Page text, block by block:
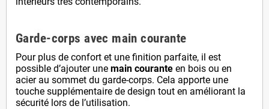
Garde-corps avec main courante
Pour plus de confort et une finition parfaite, il est
possible d’ajouter une main courante en bois ou en
acier au sommet du garde-corps. Cela apporte une
touche supplémentaire de design tout en améliorant la
sécurité lors de l’utilisation.